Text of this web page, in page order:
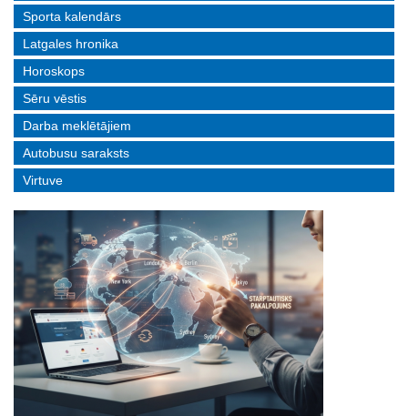
Sporta kalendārs
Latgales hronika
Horoskops
Sēru vēstis
Darba meklētājiem
Autobusu saraksts
Virtuve